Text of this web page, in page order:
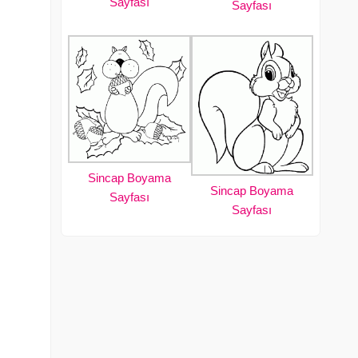
Sayfası
Sincap Boyama
Sayfası
Sincap Boyama
Sayfası